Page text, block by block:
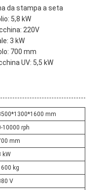
da stampa a seta
5,8 kW
220V
3 kW
700 mm
UV: 5,5 kW
mm
10000 rph
mm
kW
kg
V